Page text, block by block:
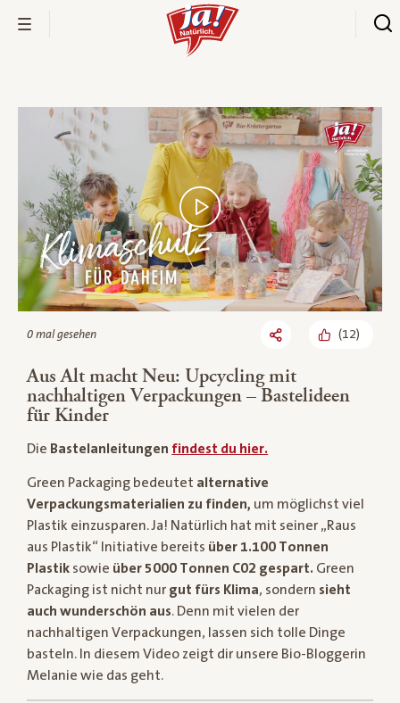
Bio-Thek
0 mal gesehen (12)
Aus Alt macht Neu: Upcycling mit
nachhaltigen Verpackungen – Bastelideen
für Kinder
Die Bastelanleitungen findest du hier.
Green Packaging bedeutet alternative
Verpackungsmaterialien zu finden, um möglichst viel
Plastik einzusparen. Ja! Natürlich hat mit seiner „Raus
aus Plastik“ Initiative bereits über 1.100 Tonnen
Plastik sowie über 5000 Tonnen C02 gespart. Green
Packaging ist nicht nur gut fürs Klima, sondern sieht
auch wunderschön aus. Denn mit vielen der
nachhaltigen Verpackungen, lassen sich tolle Dinge
basteln. In diesem Video zeigt dir unsere Bio-Bloggerin
Melanie wie das geht.